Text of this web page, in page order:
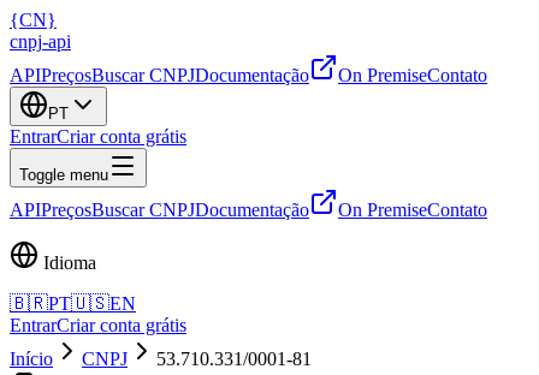
{CN}
cnpj-api
APIPreçosBuscar CNPJDocumentação On PremiseContato
PT
EntrarCriar conta grátis
Toggle menu
APIPreçosBuscar CNPJDocumentação On PremiseContato
Idioma
🇧🇷PT🇺🇸EN
EntrarCriar conta grátis
Início
CNPJ 53.710.331/0001-81